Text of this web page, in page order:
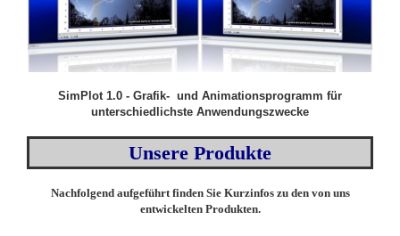
SimPlot 1.0 - Grafik- und Animationsprogramm für
unterschiedlichste Anwendungszwecke
Unsere Produkte
Nachfolgend aufgeführt finden Sie Kurzinfos zu den von uns
entwickelten Produkten.